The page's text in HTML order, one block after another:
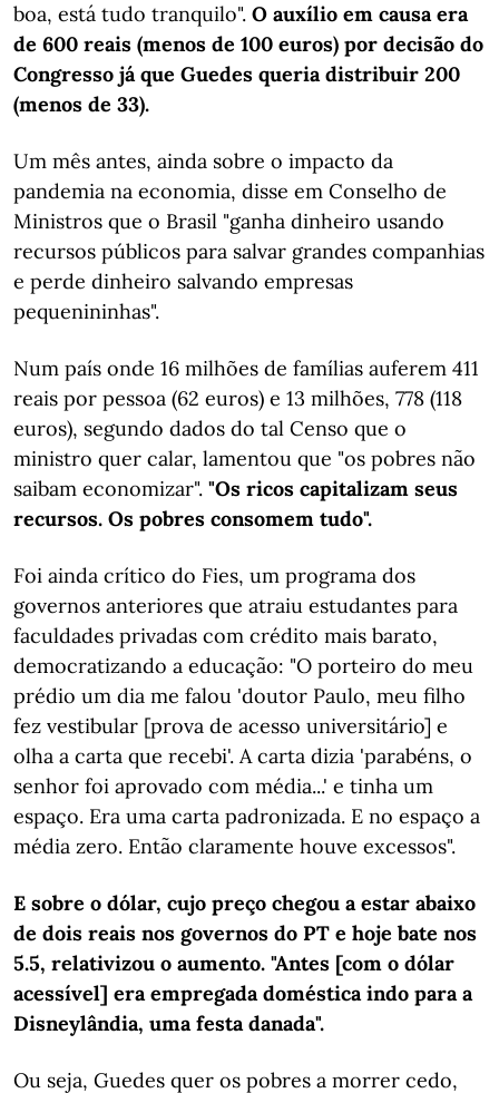
boa, está tudo tranquilo". O auxílio em causa era
de 600 reais (menos de 100 euros) por decisão do
Congresso já que Guedes queria distribuir 200
(menos de 33).
Um mês antes, ainda sobre o impacto da
pandemia na economia, disse em Conselho de
Ministros que o Brasil "ganha dinheiro usando
recursos públicos para salvar grandes companhias
e perde dinheiro salvando empresas
pequenininhas".
Num país onde 16 milhões de famílias auferem 411
reais por pessoa (62 euros) e 13 milhões, 778 (118
euros), segundo dados do tal Censo que o
ministro quer calar, lamentou que "os pobres não
saibam economizar". "Os ricos capitalizam seus
recursos. Os pobres consomem tudo".
Foi ainda crítico do Fies, um programa dos
governos anteriores que atraiu estudantes para
faculdades privadas com crédito mais barato,
democratizando a educação: "O porteiro do meu
prédio um dia me falou 'doutor Paulo, meu filho
fez vestibular [prova de acesso universitário] e
olha a carta que recebi'. A carta dizia 'parabéns, o
senhor foi aprovado com média...' e tinha um
espaço. Era uma carta padronizada. E no espaço a
média zero. Então claramente houve excessos".
E sobre o dólar, cujo preço chegou a estar abaixo
de dois reais nos governos do PT e hoje bate nos
5.5, relativizou o aumento. "Antes [com o dólar
acessível] era empregada doméstica indo para a
Disneylândia, uma festa danada".
Ou seja, Guedes quer os pobres a morrer cedo,